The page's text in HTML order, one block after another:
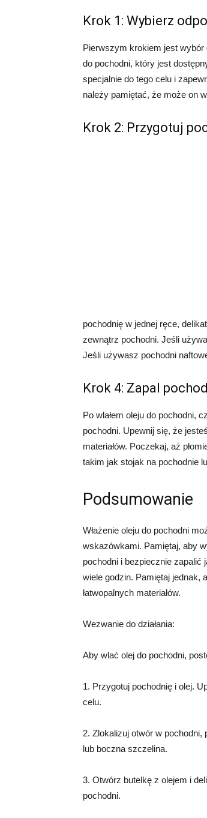
Krok 1: Wybierz
Pierwszym krokiem jest wybór
do pochodni, który jest
specjalnie do tego celu i
należy pamiętać, że może on
Krok 2: Przygotuj
pochodnię w jednej ręce,
zewnątrz pochodni. Jeśli
Jeśli używasz pochodni
Krok 4: Zapal
Po wlałem oleju do pochodni,
pochodni. Upewnij się, że
materiałów. Poczekaj, aż
takim jak stojak na pochodnie
Podsumowanie
Włażenie oleju do pochodni
wskazówkami. Pamiętaj, aby
pochodni i bezpiecznie zapalić
wiele godzin. Pamiętaj jednak,
łatwopalnych materiałów.
Wezwanie do działania:
Aby wlać olej do pochodni,
1. Przygotuj pochodnię i olej.
celu.
2. Zlokalizuj otwór w
lub boczna szczelina.
3. Otwórz butelkę z olejem i
pochodni.